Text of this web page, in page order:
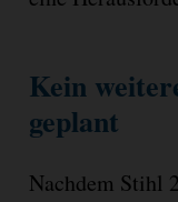
Kein
geplant
Nachdem Stihl